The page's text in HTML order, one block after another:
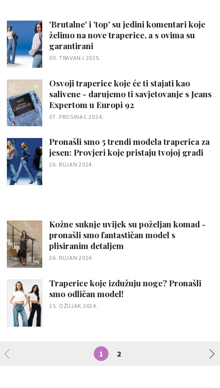
'Brutalne' i 'top' su jedini komentari koje
želimo na nove traperice, a s ovima su
garantirani
09. TRAVANJ 2025.
Osvoji traperice koje će ti stajati kao
salivene - darujemo ti savjetovanje s Jeans
Expertom u Europi 92
07. PROSINAC 2024.
Pronašli smo 5 trendi modela traperica za
jesen: Provjeri koje pristaju tvojoj građi
26. RUJAN 2024.
Kožne suknje uvijek su poželjan komad -
pronašli smo fantastičan model s
plisiranim detaljem
26. RUJAN 2024.
Traperice koje izdužuju noge? Pronašli
smo odličan model!
25. OŽUJAK 2024.
1 2